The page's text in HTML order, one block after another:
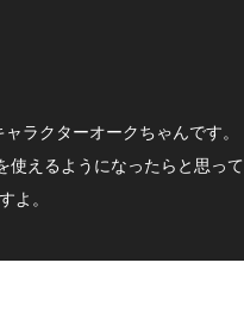
ラクターオークちゃんです。
使えるようになったらと思って
よ。